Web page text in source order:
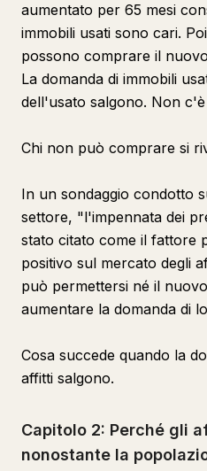
aumentato per 65 mesi
immobili usati sono cari.
possono comprare il
La domanda di immobili
dell'usato salgono. Non
Chi non può comprare si
In un sondaggio condotto
settore, "l'impennata dei
stato citato come il fattore
positivo sul mercato degli
può permettersi né il
aumentare la domanda di
Cosa succede quando la
affitti salgono.
Capitolo 2: Perché gli
nonostante la